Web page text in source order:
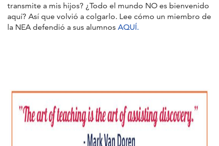
transmite a mis hijos? ¿Todo el mundo NO es bienvenido
aquí? Así que volvió a colgarlo. Lee cómo un miembro de
la NEA defendió a sus alumnos AQUÍ.